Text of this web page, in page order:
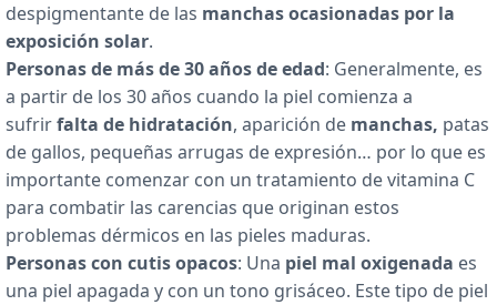
despigmentante de las manchas ocasionadas por la
exposición solar.
Personas de más de 30 años de edad: Generalmente, es
a partir de los 30 años cuando la piel comienza a
sufrirfalta de hidratación, aparición de manchas, patas
de gallos, pequeñas arrugas de expresión… por lo que es
importante comenzar con un tratamiento de vitamina C
para combatir las carencias que originan estos
problemas dérmicos en las pieles maduras.
Personas con cutis opacos: Una piel mal oxigenada es
una piel apagada y con un tono grisáceo. Este tipo de piel